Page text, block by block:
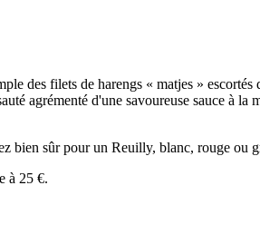
des filets de harengs « matjes »
agrémenté d'une savoureuse sauce à
bien sûr pour un Reuilly, blanc, rouge
à 25 €.